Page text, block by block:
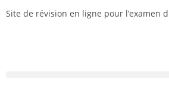
Site de révision en ligne pour l’examen